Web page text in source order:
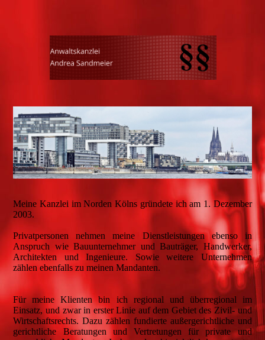
Meine Kanzlei im Norden Kölns gründete ich am 1. Dezember
2003.
Privatpersonen nehmen meine Dienstleistungen ebenso in
Anspruch wie Bauunternehmer und Bauträger, Handwerker,
Architekten und Ingenieure. Sowie weitere Unternehmen
zählen ebenfalls zu meinen Mandanten.
Für meine Klienten bin ich regional und überregional im
Einsatz, und zwar in erster Linie auf dem Gebiet des Zivil- und
Wirtschaftsrechts. Dazu zählen fundierte außergerichtliche und
gerichtliche Beratungen und Vertretungen für private und